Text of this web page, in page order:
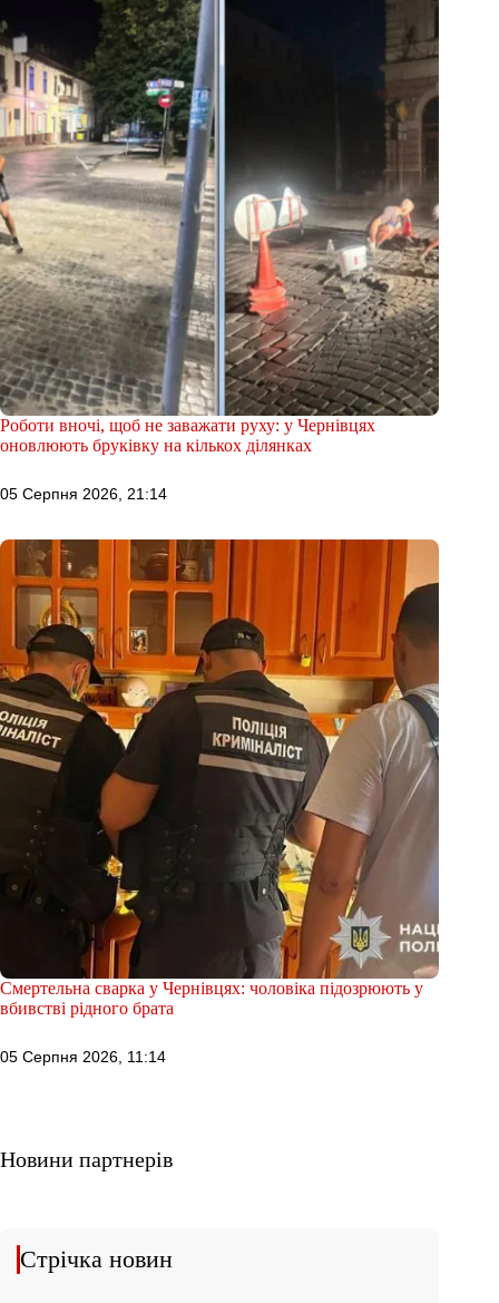
Роботи вночі, щоб не заважати руху: у Чернівцях
оновлюють бруківку на кількох ділянках
05 Серпня 2026, 21:14
Смертельна сварка у Чернівцях: чоловіка підозрюють у
вбивстві рідного брата
05 Серпня 2026, 11:14
Новини партнерів
Стрічка новин